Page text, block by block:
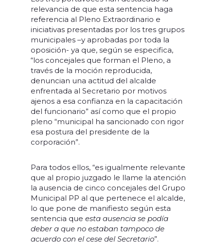
relevancia de que esta sentencia haga
referencia al Pleno Extraordinario e
iniciativas presentadas por los tres grupos
municipales –y aprobadas por toda la
oposición- ya que, según se especifica,
“los concejales que forman el Pleno, a
través de la moción reproducida,
denuncian una actitud del alcalde
enfrentada al Secretario por motivos
ajenos a esa confianza en la capacitación
del funcionario” así como que el propio
pleno “municipal ha sancionado con rigor
esa postura del presidente de la
corporación”.
Para todos ellos, “es igualmente relevante
que al propio juzgado le llame la atención
la ausencia de cinco concejales del Grupo
Municipal PP al que pertenece el alcalde,
lo que pone de manifiesto según esta
sentencia que esta ausencia se podía
deber a que no estaban tampoco de
acuerdo con el cese del Secretario”.